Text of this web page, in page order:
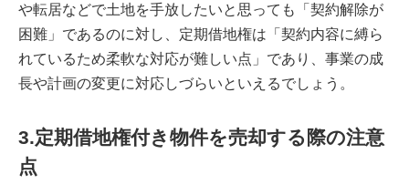
や転居などで土地を手放したいと思っても「契約解除が
困難」であるのに対し、定期借地権は「契約内容に縛ら
れているため柔軟な対応が難しい点」であり、事業の成
長や計画の変更に対応しづらいといえるでしょう。
3.定期借地権付き物件を売却する際の注意
点